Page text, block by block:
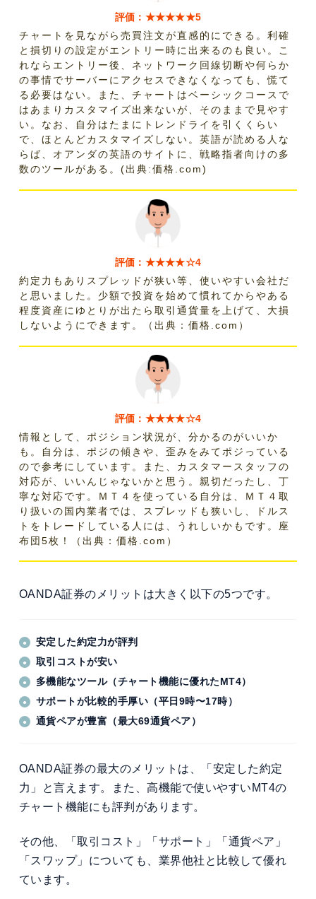
評価：★★★★★5
チャートを見ながら売買注文が直感的にできる。利確
と損切りの設定がエントリー時に出来るのも良い。こ
れならエントリー後、ネットワーク回線切断や何らか
の事情でサーバーにアクセスできなくなっても、慌て
る必要はない。また、チャートはベーシックコースで
はあまりカスタマイズ出来ないが、そのままで見やす
い。なお、自分はたまにトレンドライを引くくらい
で、ほとんどカスタマイズしない。英語が読める人な
らば、オアンダの英語のサイトに、戦略指者向けの多
数のツールがある。(出典:価格.com)
評価：★★★★☆4
約定力もありスプレッドが狭い等、使いやすい会社だ
と思いました。少額で投資を始めて慣れてからやある
程度資産にゆとりが出たら取引通貨量を上げて、大損
しないようにできます。（出典：価格.com）
評価：★★★★☆4
情報として、ポジション状況が、分かるのがいいか
も。自分は、ポジの傾きや、歪みをみてポジっている
ので参考にしています。また、カスタマースタッフの
対応が、いいんじゃないかと思う。親切だったし、丁
寧な対応です。ＭＴ４を使っている自分は、ＭＴ４取
り扱いの国内業者では、スプレッドも狭いし、ドルス
トをトレードしている人には、うれしいかもです。座
布団5枚！（出典：価格.com）
OANDA証券のメリットは大きく以下の5つです。
安定した約定力が評判
取引コストが安い
多機能なツール（チャート機能に優れたMT4）
サポートが比較的手厚い（平日9時〜17時）
通貨ペアが豊富（最大69通貨ペア）
OANDA証券の最大のメリットは、「安定した約定
力」と言えます。また、高機能で使いやすいMT4の
チャート機能にも評判があります。
その他、「取引コスト」「サポート」「通貨ペア」
「スワップ」についても、業界他社と比較して優れ
ています。